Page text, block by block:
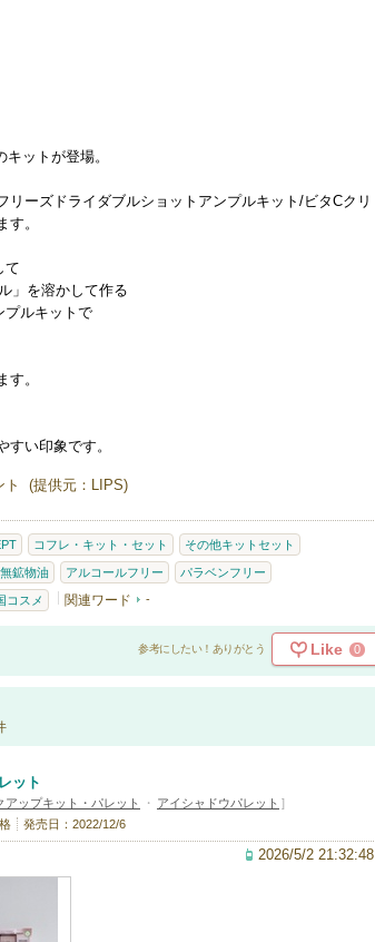
ットが登場。
ーズドライダブルショットアンプルキット/ビタCクリ
。
て
」を溶かして作る
プルキットで
。
い印象です。
ト (提供元：LIPS)
コフレ・キット・セット その他キットセット
無鉱物油 アルコールフリー パラベンフリー
コスメ 関連ワード -
参考にしたい！ありがとう Like 0
ット
アップキット・パレット ・ アイシャドウパレット ]
発売日：2022/12/6
2026/5/2 21:32:48